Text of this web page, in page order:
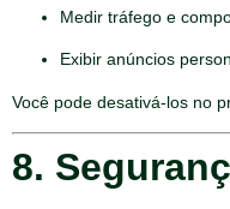
Medir tráfego e
Exibir anúncios
Você pode desativá-los no
8.